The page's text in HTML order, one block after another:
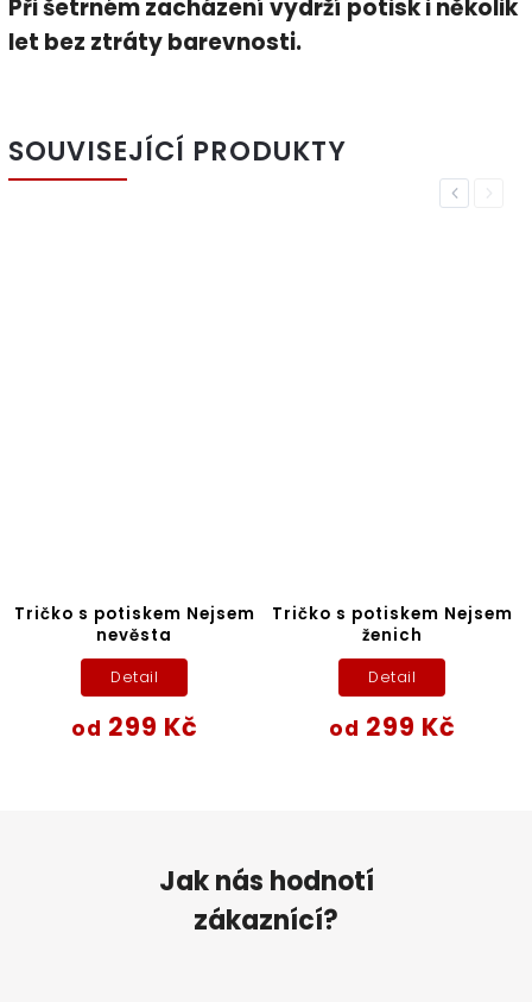
Při šetrném zacházení vydrží potisk i několik
let bez ztráty barevnosti.
SOUVISEJÍCÍ PRODUKTY
Previous
Tričko s potiskem Nejsem
nevěsta
od 299 Kč
Detail
Tričko s potiskem Nejsem
ženich
od 299 Kč
Detail
Next
Jak nás hodnotí
zákaznící?